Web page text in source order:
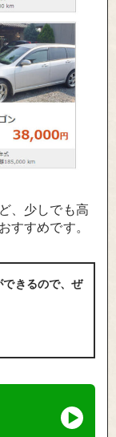
、少しでも高
すすめです。
きるので、ぜ